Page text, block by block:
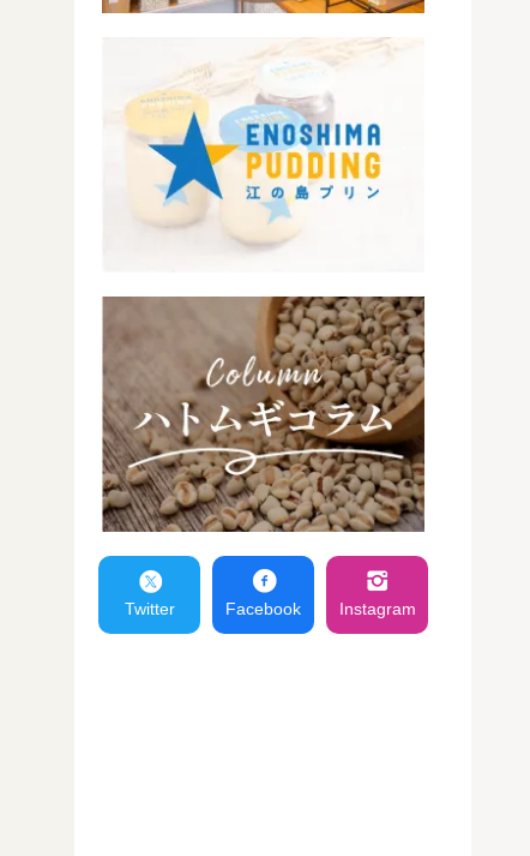
Twitter Facebook Instagram